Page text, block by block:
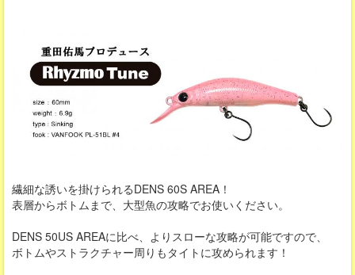
繊細な誘いを掛けられるDENS 60S AREA！
表層からボトムまで、大型魚の攻略でお使いください。
DENS 50US AREAに比べ、よりスローな攻略が可能ですので、
ボトムやストラクチャー周りもタイトに攻められます！